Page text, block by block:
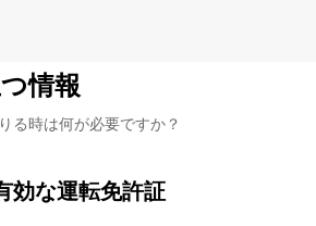
情報
る時は何が必要ですか？
効な運転免許証